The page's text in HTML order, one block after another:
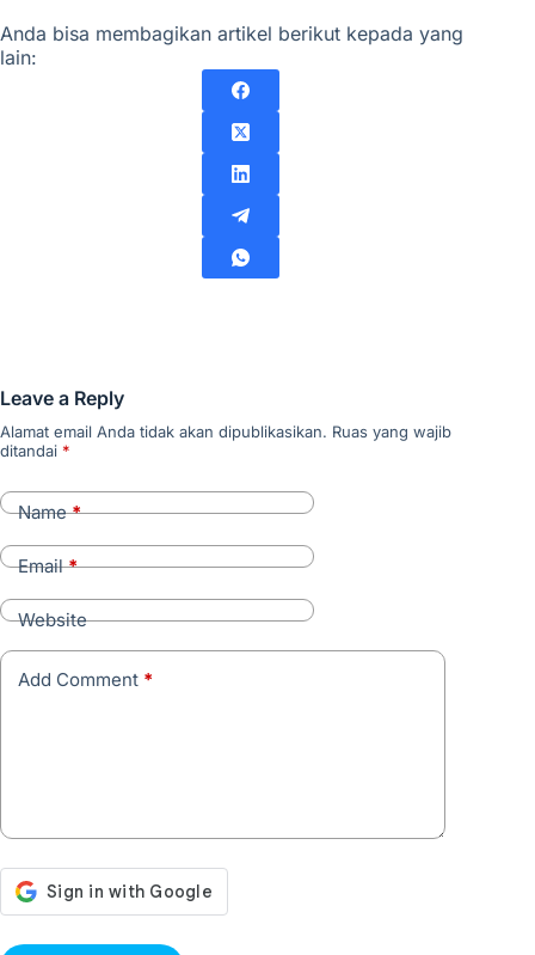
Anda bisa membagikan artikel berikut kepada yang
lain:
Leave a Reply
Alamat email Anda tidak akan dipublikasikan. Ruas yang wajib
ditandai *
Name*
Email*
Website
Add Comment *